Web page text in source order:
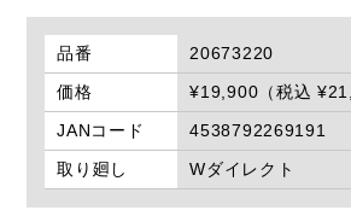
品番
20673220
価格
¥19,900（税込
JANコード
4538792269191
取り廻し
Wダイレクト